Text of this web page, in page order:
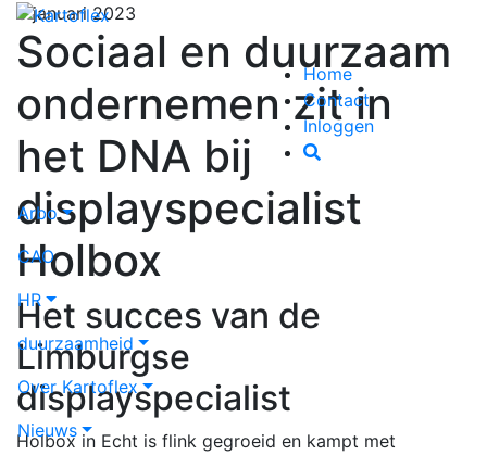
Home
Contact
Inloggen
Arbo
CAO
HR
duurzaamheid
Over Kartoflex
Nieuws
6 januari 2023
Sociaal en duurzaam
ondernemen zit in
het DNA bij
displayspecialist
Holbox
Het succes van de
Limburgse
displayspecialist
Holbox in Echt is flink gegroeid en kampt met